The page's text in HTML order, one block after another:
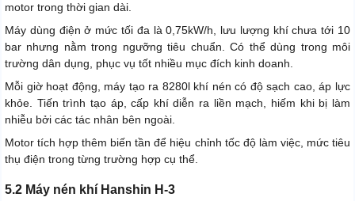
motor trong thời gian dài.
Máy dùng điện ở mức tối đa là 0,75kW/h, lưu lượng khí chưa tới 10
bar nhưng nằm trong ngưỡng tiêu chuẩn. Có thể dùng trong môi
trường dân dụng, phục vụ tốt nhiều mục đích kinh doanh.
Mỗi giờ hoạt động, máy tạo ra 8280l khí nén có độ sạch cao, áp lực
khỏe. Tiến trình tạo áp, cấp khí diễn ra liền mạch, hiếm khi bị làm
nhiễu bởi các tác nhân bên ngoài.
Motor tích hợp thêm biến tần để hiệu chỉnh tốc độ làm việc, mức tiêu
thụ điện trong từng trường hợp cụ thể.
5.2 Máy nén khí Hanshin H-3